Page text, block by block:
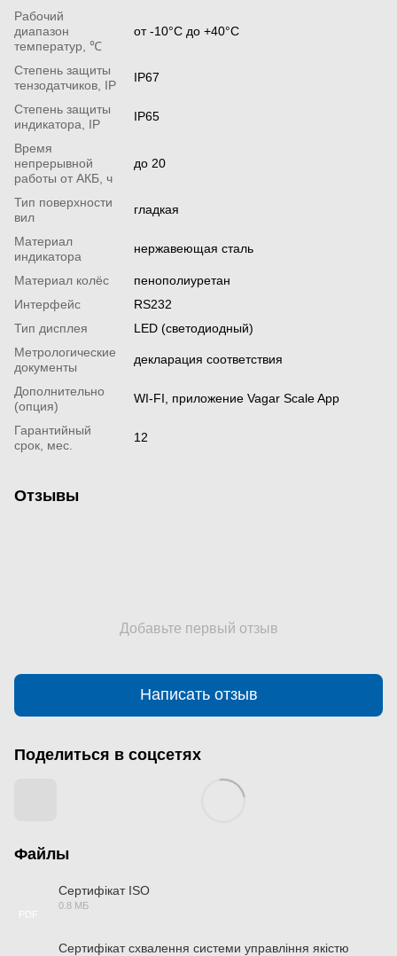
Рабочий
диапазон
температур, ℃
от -10°С до +40°С
Степень защиты
тензодатчиков, IP
IP67
Степень защиты
индикатора, IP
IP65
Время
непрерывной
работы от АКБ, ч
до 20
Тип поверхности
вил
гладкая
Материал
индикатора
нержавеющая сталь
Материал колёс
пенополиуретан
Интерфейс
RS232
Тип дисплея
LED (светодиодный)
Метрологические
документы
декларация соответствия
Дополнительно
(опция)
WI-FI, приложение Vagar Scale App
Гарантийный
срок, мес.
12
Отзывы
Добавьте первый отзыв
Написать отзыв
Поделиться в соцсетях
Файлы
Сертифікат ISO
0.8 МБ
Сертифікат схвалення системи управління якістю